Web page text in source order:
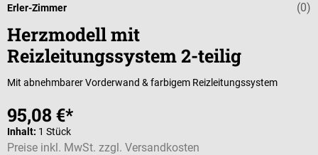
(0)
Erler-Zimmer
Herzmodell mit
Reizleitungssystem 2-teilig
Mit abnehmbarer Vorderwand & farbigem Reizleitungssystem
95,08 €*
Inhalt: 1 Stück
Preise inkl. MwSt. zzgl. Versandkosten